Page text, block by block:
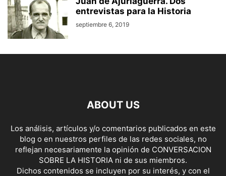
entrevistas para la Historia
septiembre 6, 2019
ABOUT US
Los análisis, artículos y/o comentarios publicados en este
blog o en nuestros perfiles de las redes sociales, no
reflejan necesariamente la opinión de CONVERSACION
SOBRE LA HISTORIA ni de sus miembros.
Dichos contenidos se incluyen por su interés, y con el